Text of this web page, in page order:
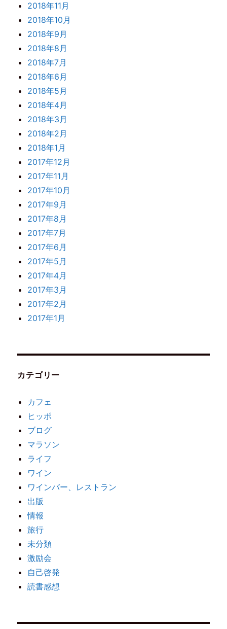
2018年11月
2018年10月
2018年9月
2018年8月
2018年7月
2018年6月
2018年5月
2018年4月
2018年3月
2018年2月
2018年1月
2017年12月
2017年11月
2017年10月
2017年9月
2017年8月
2017年7月
2017年6月
2017年5月
2017年4月
2017年3月
2017年2月
2017年1月
カテゴリー
カフェ
ヒッポ
ブログ
マラソン
ライフ
ワイン
ワインバー、レストラン
出版
情報
旅行
未分類
激励会
自己啓発
読書感想